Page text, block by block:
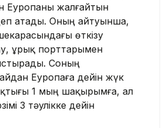
Еуропаны жалғайтын
атады. Оның айтуынша,
өткізу
Құрық порттарымен
Соның
Еуропаға дейін жүк
1 мың шақырымға, ал
3 тәулікке дейін